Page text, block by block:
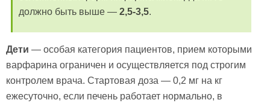
должно быть выше — 2,5-3,5.
Дети — особая категория пациентов, прием которыми
варфарина ограничен и осуществляется под строгим
контролем врача. Стартовая доза — 0,2 мг на кг
ежесуточно, если печень работает нормально, в